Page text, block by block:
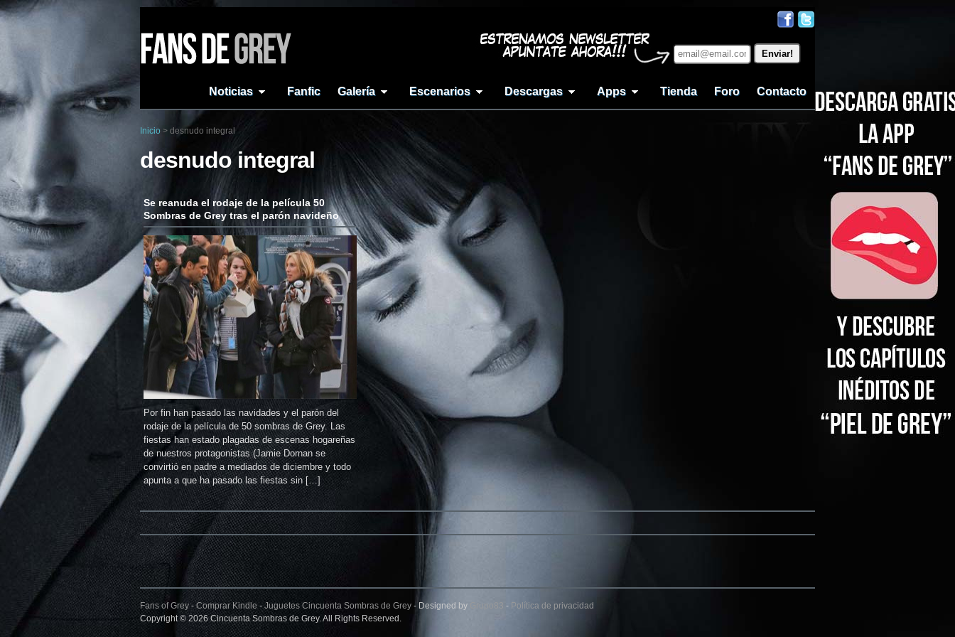
Noticias Fanfic Galería Escenarios Descargas Apps Tienda Foro Contacto
Inicio > desnudo integral
desnudo integral
Se reanuda el rodaje de la película 50
Sombras de Grey tras el parón navideño
Por fin han pasado las navidades y el parón del
rodaje de la película de 50 sombras de Grey. Las
fiestas han estado plagadas de escenas hogareñas
de nuestros protagonistas (Jamie Dornan se
convirtió en padre a mediados de diciembre y todo
apunta a que ha pasado las fiestas sin […]
Fans of Grey-Comprar Kindle -Juguetes Cincuenta Sombras de Grey - Designed by Grupo83 - Política de privacidad
Copyright © 2026 Cincuenta Sombras de Grey. All Rights Reserved.